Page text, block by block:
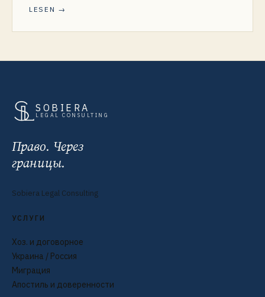
LESEN →
SOBIERA
LEGAL CONSULTING
Право. Через
границы.
Sobiera Legal Consulting
УСЛУГИ
Хоз. и договорное
Украина / Россия
Миграция
Апостиль и доверенности